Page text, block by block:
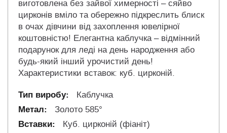
виготовлена без зайвої химерності – сяйво
цирконів вміло та обережно підкреслить блиск
в очах дівчини від захоплення ювелірної
коштовністю! Елегантна каблучка – відмінний
подарунок для леді на день народження або
будь-який інший урочистий день!
Характеристики вставок: куб. цирконій.
Каблучка
Золото 585°
Куб. цирконій (фіаніт)